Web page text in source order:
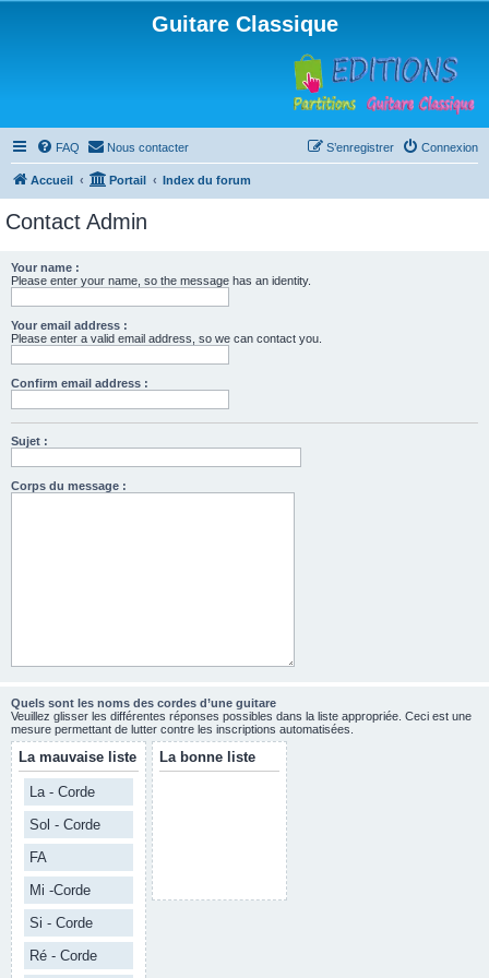
Guitare Classique
FAQ Nous contacter Connexion
S’enregistrer
Accueil Portail Index du forum
Contact Admin
Your name :
Please enter your name, so the message has an identity.
Your email address :
Please enter a valid email address, so we can contact you.
Confirm email address :
Sujet :
Corps du message :
Quels sont les noms des cordes d’une guitare
Veuillez glisser les différentes réponses possibles dans la liste appropriée. Ceci est une
mesure permettant de lutter contre les inscriptions automatisées.
La mauvaise liste
La - Corde
Sol - Corde
FA
Mi -Corde
Si - Corde
Ré - Corde
La bonne liste